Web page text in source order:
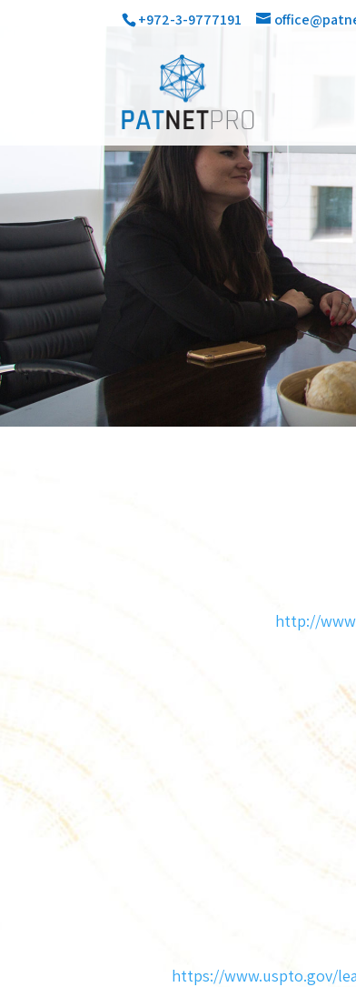
+972-3-9777191
http://
https://www.uspto.gov/